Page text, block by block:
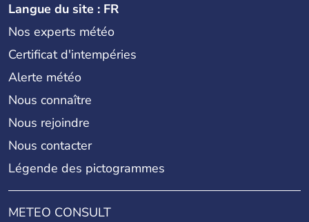
Langue du site : FR
Nos experts météo
Certificat d'intempéries
Alerte météo
Nous connaître
Nous rejoindre
Nous contacter
Légende des pictogrammes
METEO CONSULT